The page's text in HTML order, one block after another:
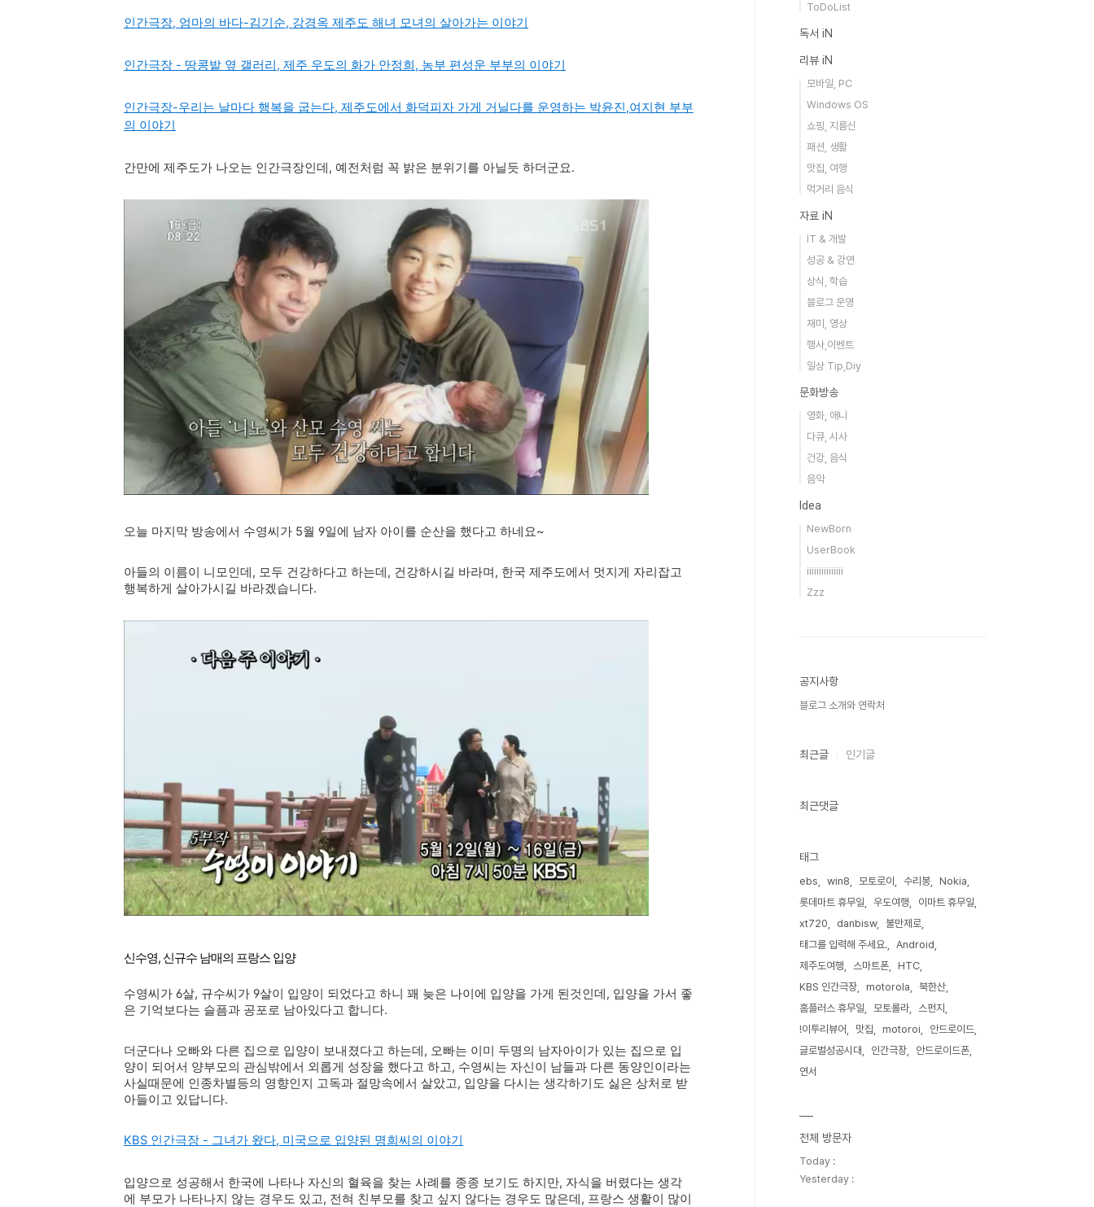
인간극장, 엄마의 바다-김기순, 강경옥 제주도 해녀 모녀의 살아가는 이야기
인간극장 - 땅콩밭 옆 갤러리, 제주 우도의 화가 안정희, 농부 편성운 부부의 이야기
인간극장-우리는 날마다 행복을 굽는다, 제주도에서 화덕피자 가게 거닐다를 운영하는 박윤진,여지현 부부
의 이야기
간만에 제주도가 나오는 인간극장인데, 예전처럼 꼭 밝은 분위기를 아닐듯 하더군요.
오늘 마지막 방송에서 수영씨가 5월 9일에 남자 아이를 순산을 했다고 하네요~
아들의 이름이 니모인데, 모두 건강하다고 하는데, 건강하시길 바라며, 한국 제주도에서 멋지게 자리잡고
행복하게 살아가시길 바라겠습니다.
신수영, 신규수 남매의 프랑스 입양
수영씨가 6살, 규수씨가 9살이 입양이 되었다고 하니 꽤 늦은 나이에 입양을 가게 된것인데, 입양을 가서 좋
은 기억보다는 슬픔과 공포로 남아있다고 합니다.
더군다나 오빠와 다른 집으로 입양이 보내졌다고 하는데, 오빠는 이미 두명의 남자아이가 있는 집으로 입
양이 되어서 양부모의 관심밖에서 외롭게 성장을 했다고 하고, 수영씨는 자신이 남들과 다른 동양인이라는
사실때문에 인종차별등의 영향인지 고독과 절망속에서 살았고, 입양을 다시는 생각하기도 싫은 상처로 받
아들이고 있답니다.
KBS 인간극장 - 그녀가 왔다, 미국으로 입양된 명희씨의 이야기
입양으로 성공해서 한국에 나타나 자신의 혈육을 찾는 사례를 종종 보기도 하지만, 자식을 버렸다는 생각
에 부모가 나타나지 않는 경우도 있고, 전혀 친부모를 찾고 싶지 않다는 경우도 많은데, 프랑스 생활이 많이
ToDoList
독서 iN
리뷰 iN
모바일, PC
Windows OS
쇼핑, 지름신
패션, 생활
맛집, 여행
먹거리 음식
자료 iN
IT & 개발
성공 & 강연
상식, 학습
블로그 운영
재미, 영상
행사,이벤트
일상 Tip,Diy
문화방송
영화, 애니
다큐, 시사
건강, 음식
음악
Idea
NewBorn
UserBook
iiiiiiiiiiiiiii
Zzz
공지사항
블로그 소개와 연락처
최근글 인기글
최근댓글
태그
ebs win8 모토로이 수리봉
Nokia
롯데마트 휴무일
우도여행
이마트 휴무일
xt720
danbisw
불만제로
태그를 입력해 주세요.
Android
제주도여행
스마트폰
HTC
KBS 인간극장
motorola
북한산
홈플러스 휴무일
모토롤라
스펀지
!이투리뷰어
맛집 motoroi
안드로이드
글로벌성공시대
인간극장
안드로이드폰
연서
전체 방문자
Today :
Yesterday :